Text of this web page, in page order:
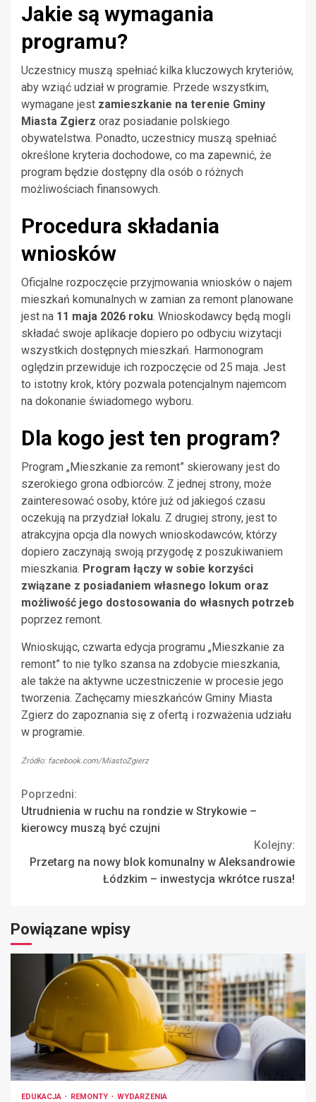
Jakie są wymagania
programu?
Uczestnicy muszą spełniać kilka kluczowych kryteriów,
aby wziąć udział w programie. Przede wszystkim,
wymagane jest zamieszkanie na terenie Gminy
Miasta Zgierz oraz posiadanie polskiego
obywatelstwa. Ponadto, uczestnicy muszą spełniać
określone kryteria dochodowe, co ma zapewnić, że
program będzie dostępny dla osób o różnych
możliwościach finansowych.
Procedura składania
wniosków
Oficjalne rozpoczęcie przyjmowania wniosków o najem
mieszkań komunalnych w zamian za remont planowane
jest na 11 maja 2026 roku. Wnioskodawcy będą mogli
składać swoje aplikacje dopiero po odbyciu wizytacji
wszystkich dostępnych mieszkań. Harmonogram
oględzin przewiduje ich rozpoczęcie od 25 maja. Jest
to istotny krok, który pozwala potencjalnym najemcom
na dokonanie świadomego wyboru.
Dla kogo jest ten program?
Program „Mieszkanie za remont” skierowany jest do
szerokiego grona odbiorców. Z jednej strony, może
zainteresować osoby, które już od jakiegoś czasu
oczekują na przydział lokalu. Z drugiej strony, jest to
atrakcyjna opcja dla nowych wnioskodawców, którzy
dopiero zaczynają swoją przygodę z poszukiwaniem
mieszkania. Program łączy w sobie korzyści
związane z posiadaniem własnego lokum oraz
możliwość jego dostosowania do własnych potrzeb
poprzez remont.
Wnioskując, czwarta edycja programu „Mieszkanie za
remont” to nie tylko szansa na zdobycie mieszkania,
ale także na aktywne uczestniczenie w procesie jego
tworzenia. Zachęcamy mieszkańców Gminy Miasta
Zgierz do zapoznania się z ofertą i rozważenia udziału
w programie.
Źródło: facebook.com/MiastoZgierz
Continue
Reading
Poprzedni:
Utrudnienia w ruchu na rondzie w Strykowie –
kierowcy muszą być czujni
Kolejny:
Przetarg na nowy blok komunalny w Aleksandrowie
Łódzkim – inwestycja wkrótce rusza!
Powiązane wpisy
EDUKACJA REMONTY WYDARZENIA